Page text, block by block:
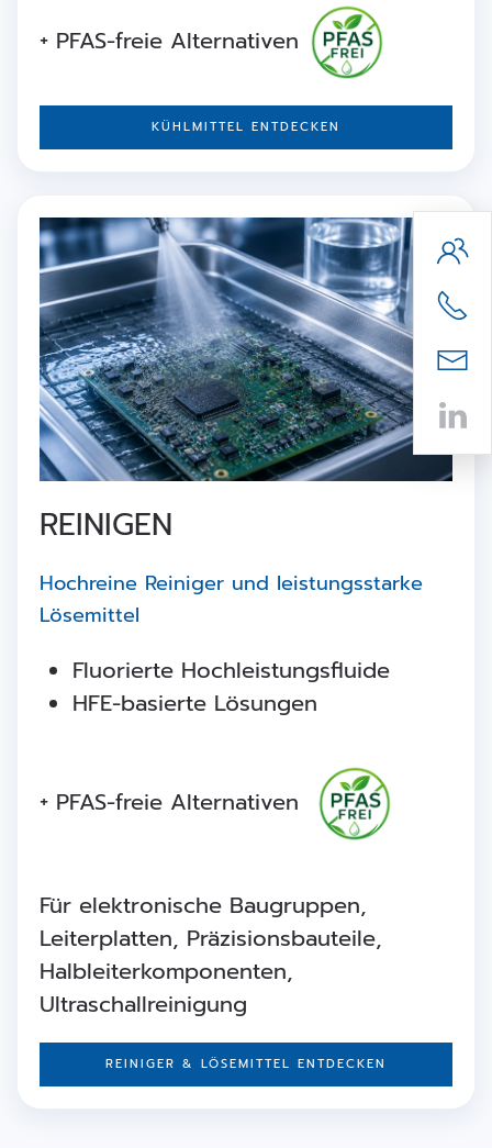
+ PFAS-freie Alternativen
KÜHLMITTEL ENTDECKEN
REINIGEN
Hochreine Reiniger und leistungsstarke
Lösemittel
Fluorierte Hochleistungsfluide
HFE-basierte Lösungen
+ PFAS-freie Alternativen
Für elektronische Baugruppen,
Leiterplatten, Präzisionsbauteile,
Halbleiterkomponenten,
Ultraschallreinigung
REINIGER & LÖSEMITTEL ENTDECKEN